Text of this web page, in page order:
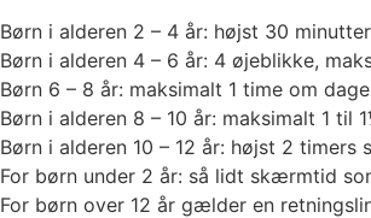
Børn i alderen 2 – 4 år: højst 30
Børn i alderen 4 – 6 år: 4 øjeblikke,
Børn 6 – 8 år: maksimalt 1 time om
Børn i alderen 8 – 10 år: maksimalt 1
Børn i alderen 10 – 12 år: højst 2
For børn under 2 år: så lidt skærmtid
For børn over 12 år gælder en